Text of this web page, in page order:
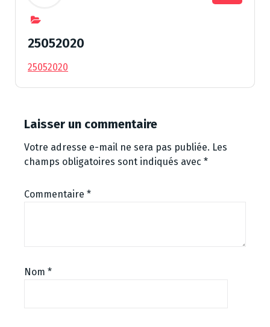
25052020
25052020
Laisser un commentaire
Votre adresse e-mail ne sera pas publiée. Les
champs obligatoires sont indiqués avec *
Commentaire *
Nom *